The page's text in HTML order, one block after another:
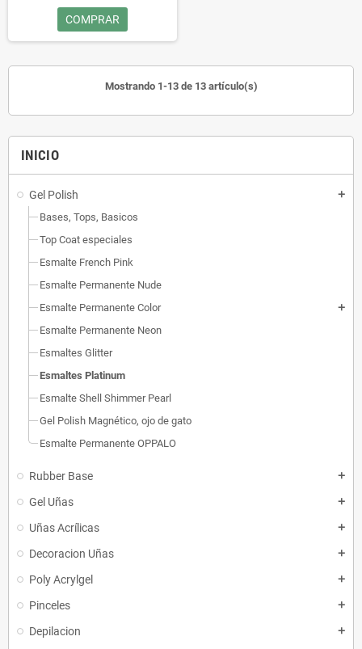
INICIO
Gel Polish add
Bases, Tops, Basicos
Top Coat especiales
Esmalte French Pink
Esmalte Permanente Nude
Esmalte Permanente Color
add
Esmalte Permanente Neon
Esmaltes Glitter
Esmaltes Platinum
Esmalte Shell Shimmer Pearl
Gel Polish Magnético, ojo de gato
Esmalte Permanente OPPALO
Rubber Base add
Gel Uñas add
Uñas Acrílicas add
Decoracion Uñas add
Poly Acrylgel add
Pinceles add
Depilacion add
un gel.
Durante un minimo de 15 dias
disfruta de sus uñas
quitar, en 10 minutos!!• Este
lámpara LED/UV.
COMPRAR
Mostrando 1-13 de 13 artículo(s)